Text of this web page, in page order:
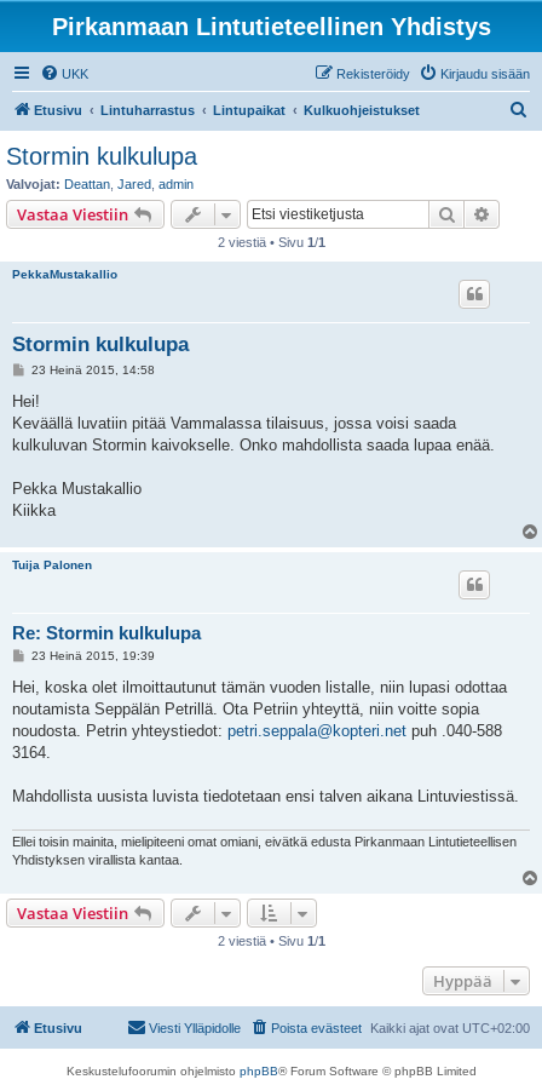
Pirkanmaan Lintutieteellinen Yhdistys
UKK Kirjaudu sisään
Rekisteröidy
Etusivu Lintuharrastus Lintupaikat Kulkuohjeistukset
Stormin kulkulupa
Valvojat: Deattan Jared admin
Vastaa Viestiin Etsi
2 viestiä • Sivu 1/1
PekkaMustakallio
Stormin kulkulupa
V
e
t
i
23 Heinä 2015, 14:58
Hei!
Keväällä luvatiin pitää Vammalassa tilaisuus, jossa voisi saada
kulkuluvan Stormin kaivokselle. Onko mahdollista saada lupaa enää.
Pekka Mustakallio
Kiikka
Tuija Palonen
Re: Stormin kulkulupa
V
e
t
i
23 Heinä 2015, 19:39
Hei, koska olet ilmoittautunut tämän vuoden listalle, niin lupasi odottaa
noutamista Seppälän Petrillä. Ota Petriin yhteyttä, niin voitte sopia
noudosta. Petrin yhteystiedot: petri.seppala@kopteri.net puh .040-588
3164.
Mahdollista uusista luvista tiedotetaan ensi talven aikana Lintuviestissä.
Ellei toisin mainita, mielipiteeni omat omiani, eivätkä edusta Pirkanmaan Lintutieteellisen
Yhdistyksen virallista kantaa.
Vastaa Viestiin
2 viestiä • Sivu 1/1
Hyppää
Etusivu Kaikki ajat ovat UTC+02:00
Poista evästeet
Viesti Ylläpidolle
Keskustelufoorumin ohjelmisto phpBB® Forum Software © phpBB Limited